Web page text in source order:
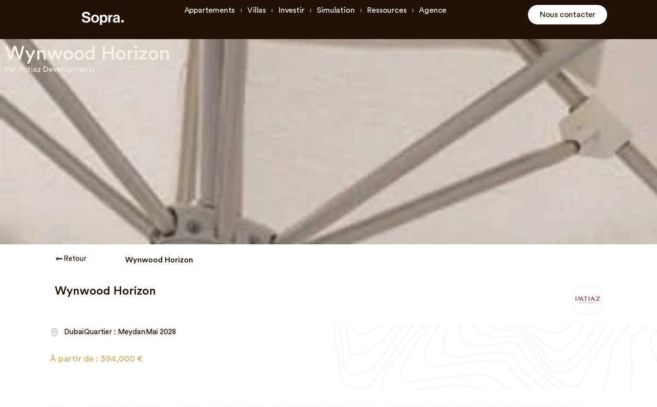
Appartements Villas Investir Simulation Ressources Agence
Nous contacter
Wynwood Horizon
Par Imtiaz Developments
Retour Wynwood Horizon
Wynwood Horizon
DubaiQuartier : MeydanMai 2028
À partir de : 394,000 €